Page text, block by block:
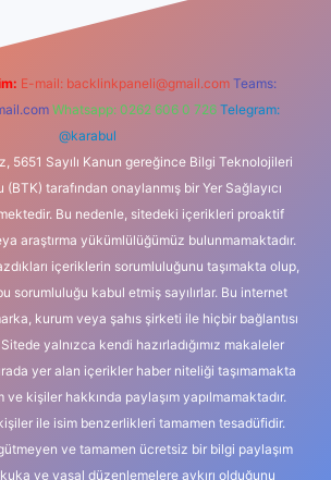
E-mail: backlinkpaneli@gmail.com Teams:
Whatsapp: 0262 606 0 726 Telegram:
@karabul
5651 Sayılı Kanun gereğince Bilgi Teknolojileri
tarafından onaylanmış bir Yer Sağlayıcı
Bu nedenle, sitedeki içerikleri proaktif
araştırma yükümlülüğümüz bulunmamaktadır.
içeriklerin sorumluluğunu taşımakta olup,
sorumluluğu kabul etmiş sayılırlar. Bu internet
kurum veya şahıs şirketi ile hiçbir bağlantısı
yalnızca kendi hazırladığımız makaleler
yer alan içerikler haber niteliği taşımamakta
kişiler hakkında paylaşım yapılmamaktadır.
ile isim benzerlikleri tamamen tesadüfidir.
ve tamamen ücretsiz bir bilgi paylaşım
ve yasal düzenlemelere aykırı olduğunu